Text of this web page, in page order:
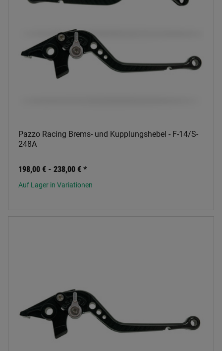
Pazzo Racing Brems- und Kupplungshebel - F-14/S-
248A
198,00 € - 238,00 € *
Auf Lager in Variationen